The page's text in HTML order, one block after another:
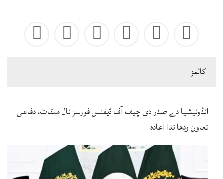
كالمز
انڈونیشیا دے صدر دی چیف آف ڈیفنس فورسز نال ملقات، دفاعی
تعاون ودھا ندا اعادہ